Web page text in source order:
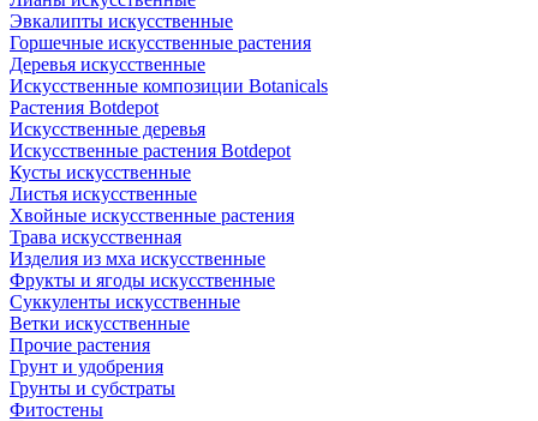
Эвкалипты искусственные
Горшечные искусственные растения
Деревья искусственные
Искусственные композиции Botanicals
Растения Botdepot
Искусственные деревья
Искусственные растения Botdepot
Кусты искусственные
Листья искусственные
Хвойные искусственные растения
Трава искусственная
Изделия из мха искусственные
Фрукты и ягоды искусственные
Суккуленты искусственные
Ветки искусственные
Прочие растения
Грунт и удобрения
Грунты и субстраты
Фитостены